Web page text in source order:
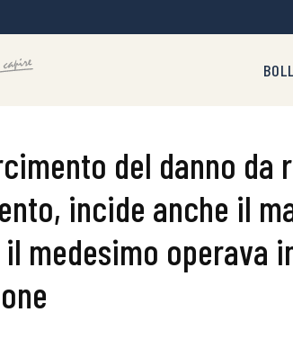
del danno
incide anche il
medesimo operava